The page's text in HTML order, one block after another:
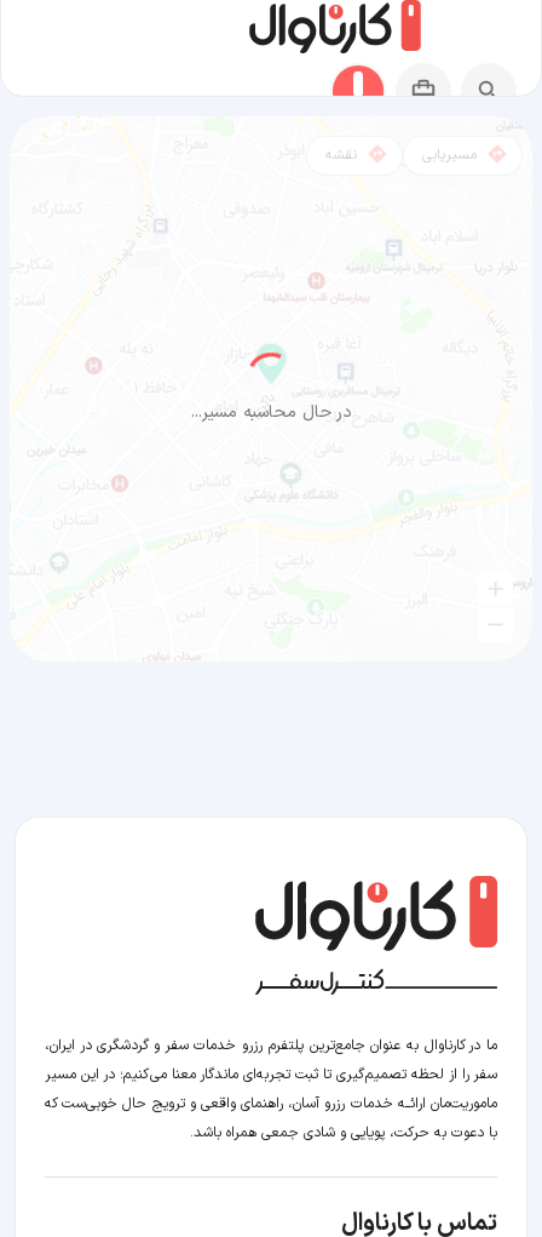
مسیریابی نقشه
در حال محاسبه مسیر...
مسیر آگوشیما به ارومیه
ما در کارناوال به عنوان جامع‌ترین پلتفرم رزرو خدمات سفر و گردشگری در ایران،
سفر را از لحظه‌ تصمیم‌گیری تا ثبت تجربه‌ای ماندگار معنا می‌کنیم؛ در این مسیر‍
ماموریت‌مان اراﺋــﻪ خدمات رزرو آسان، راهنمای واقعی و ترویج حال خوبی‌ست که
با دعوت به حرکت، پویایی و شادی جمعی همراه باشد.
تماس با کارناوال